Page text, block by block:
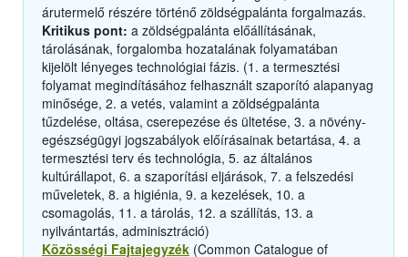
árutermelő részére történő zöldségpalánta forgalmazás.
Kritikus pont: a zöldségpalánta előállításának,
tárolásának, forgalomba hozatalának folyamatában
kijelölt lényeges technológiai fázis. (1. a termesztési
folyamat megindításához felhasznált szaporító alapanyag
minősége, 2. a vetés, valamint a zöldségpalánta
tűzdelése, oltása, cserepezése és ültetése, 3. a növény-
egészségügyi jogszabályok előírásainak betartása, 4. a
termesztési terv és technológia, 5. az általános
kultúrállapot, 6. a szaporítási eljárások, 7. a felszedési
műveletek, 8. a higiénia, 9. a kezelések, 10. a
csomagolás, 11. a tárolás, 12. a szállítás, 13. a
nyilvántartás, adminisztráció)
Közösségi Fajtajegyzék (Common Catalogue of